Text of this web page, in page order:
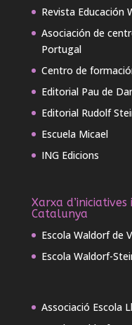
Revista Educación
Asociación de
Portugal
Centro de
Editorial Pau de
Editorial Rudolf
Escuela Micael
ING Edicions
Xarxa
Catalunya
Escola Waldorf de
Escola Waldorf-
Associació Escola